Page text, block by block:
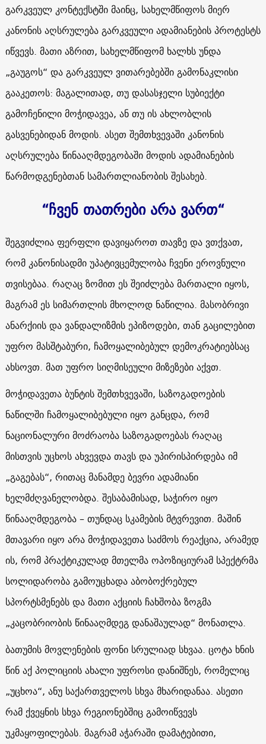
გარკვეულ კონტექსტში მაინც, სახელმწიფოს მიერ
კანონის აღსრულება გარკვეული ადამიანების პროტესტს
იწვევს. მათი აზრით, სახელმწიფომ ხალხს უნდა
„გაუგოს“ და გარკვეულ ვითარებებში გამონაკლისი
გააკეთოს: მაგალითად, თუ დასასჯელი სუბიექტი
გამოჩენილი მოჭიდავეა, ან თუ ის ახლობლის
გასვენებიდან მოდის. ასეთ შემთხვევაში კანონის
აღსრულება წინააღმდეგობაში მოდის ადამიანების
წარმოდგენებთან სამართლიანობის შესახებ.
“ჩვენ თათრები არა ვართ“
შეგვიძლია ფერფლი დავიყაროთ თავზე და ვთქვათ,
რომ კანონისადმი უპატივცემულობა ჩვენი ეროვნული
თვისებაა. რაღაც ზომით ეს შეიძლება მართალი იყოს,
მაგრამ ეს სიმართლის მხოლოდ ნაწილია. მასობრივი
ანარქიის და ვანდალიზმის ეპიზოდები, თან გაცილებით
უფრო მასშტაბური, ჩამოყალიბებულ დემოკრატიებსაც
ახსოვთ. მათ უფრო სიღმისეული მიზეზები აქვთ.
მოჭიდავეთა ბუნტის შემთხვევაში, საზოგადოების
ნაწილში ჩამოყალიბებული იყო განცდა, რომ
ნაციონალური მოძრაობა საზოგადოებას რაღაც
მისთვის უცხოს ახვევდა თავს და უპირისპირდება იმ
„გაგებას“, რითაც მანამდე ბევრი ადამიანი
ხელმძღვანელობდა. შესაბამისად, საჭირო იყო
წინააღმდეგობა – თუნდაც სკამების მტვრევით. მაშინ
მთავარი იყო არა მოჭიდავეთა საძმოს რეაქცია, არამედ
ის, რომ პრაქტიკულად მთელმა ოპოზიციურამ სპექტრმა
სოლიდარობა გამოუცხადა აბობოქრებულ
სპორტსმენებს და მათი აქციის ჩახშობა ზოგმა
„კაცობრიობის წინააღმდეგ დანაშაულად“ მონათლა.
ბათუმის მოვლენების ფონი სრულიად სხვაა. ცოტა ხნის
წინ აქ პოლიციის ახალი უფროსი დანიშნეს, რომელიც
„უცხოა“, ანუ საქართველოს სხვა მხარიდანაა. ასეთი
რამ ქვეყნის სხვა რეგიონებშიც გამოიწვევს
უკმაყოფილებას. მაგრამ აჭარაში დამატებითი,